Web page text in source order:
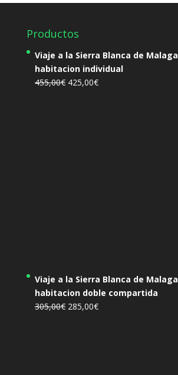
Productos
Viaje a la Sierra Blanca de Malaga
habitacion individual
455,00€ El
425,00€El
Viaje a la Sierra Blanca de Malaga
habitacion doble compartida
305,00€ El
285,00€El